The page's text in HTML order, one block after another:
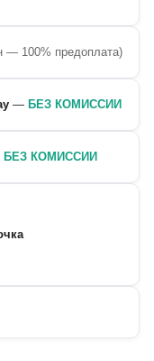
— 100% предоплата)
— БЕЗ КОМИССИИ
БЕЗ КОМИССИИ